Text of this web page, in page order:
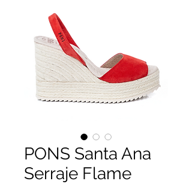
PONS Santa Ana
Serraje Flame